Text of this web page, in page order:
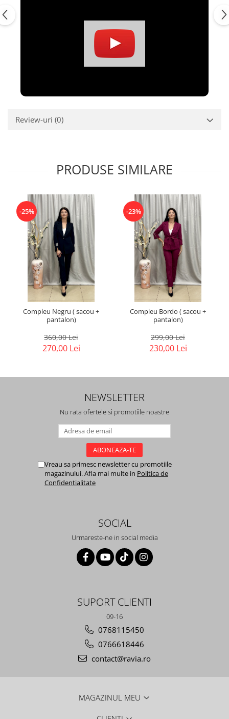
Review-uri (0)
PRODUSE SIMILARE
-25%
Compleu Negru ( sacou +
pantalon)
360,00 Lei
270,00 Lei
-23%
Compleu Bordo ( sacou +
pantalon)
299,00 Lei
230,00 Lei
NEWSLETTER
Nu rata ofertele si promotiile noastre
Vreau sa primesc newsletter cu promotiile
magazinului. Afla mai multe in Politica de
Confidentialitate
SOCIAL
Urmareste-ne in social media
SUPORT CLIENTI
09-16
0768115450
0766618446
contact@ravia.ro
MAGAZINUL MEU